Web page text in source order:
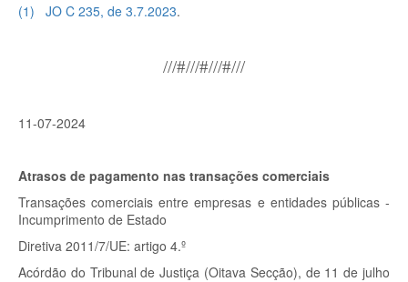
(1) JO C 235, de 3.7.2023.
///#///#///#///
11-07-2024
Atrasos de pagamento nas transações comerciais
Transações comerciais entre empresas e entidades públicas -
Incumprimento de Estado
Diretiva 2011/7/UE: artigo 4.º
Acórdão do Tribunal de Justiça (Oitava Secção), de 11 de julho